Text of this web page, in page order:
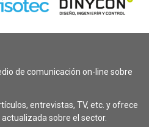
de comunicación on-line sobre
entrevistas, TV, etc. y ofrece
sobre el sector.